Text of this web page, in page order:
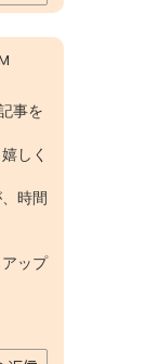
事を
しく
時間
ップ